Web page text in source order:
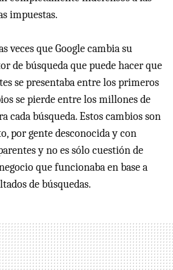
impuestas.
veces que Google cambia su
de búsqueda que puede hacer que
se presentaba entre los primeros
se pierde entre los millones de
cada búsqueda. Estos cambios son
por gente desconocida y con
y no es sólo cuestión de
que funcionaba en base a
de búsquedas.